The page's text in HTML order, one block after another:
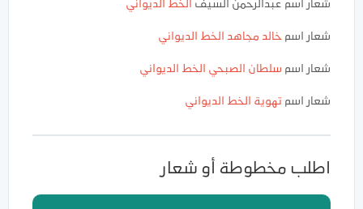
شعار اسم عبدالرحمن السيف الخط الديواني
شعار اسم خالد مجاهد الخط الديواني
شعار اسم سلطان الصبحي الخط الديواني
شعار اسم تهوية الخط الديواني
اطلب مخطوطة أو شعار